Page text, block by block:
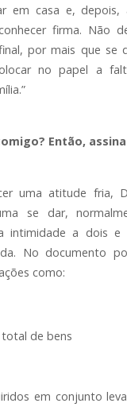
em casa e, depois,
firma. Não
por mais que se
no papel a
Então,
uma atitude fria,
se dar,
intimidade a dois e
No documento
como:
de bens
em conjunto